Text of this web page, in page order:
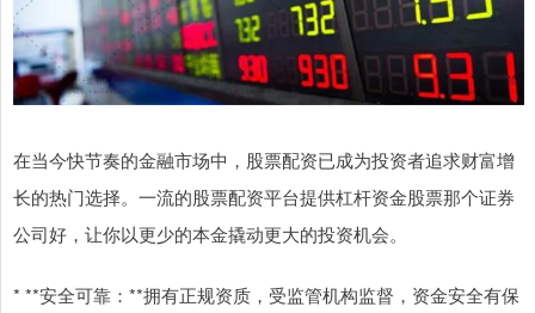
在当今快节奏的金融市场中，股票配资已成为投资者追求财富增
长的热门选择。一流的股票配资平台提供杠杆资金股票那个证券
公司好，让你以更少的本金撬动更大的投资机会。
* **安全可靠：**拥有正规资质，受监管机构监督，资金安全有保